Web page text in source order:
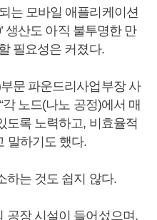
는 모바일 애플리케이션
생산도 아직 불투명한 만
필요성은 커졌다.
문 파운드리사업부장 사
노드(나노 공정)에서 매
도록 노력하고, 비효율적
말하기도 했다.
하는 것도 쉽지 않다.
공장 시설이 들어섰으며,